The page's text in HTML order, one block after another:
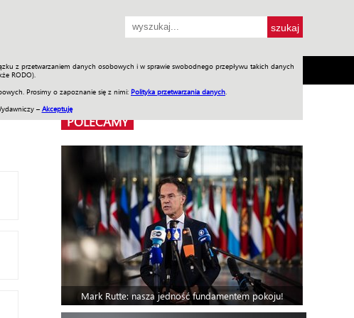
z przetwarzaniem danych osobowych i w sprawie swobodnego przepływu takich danych
RODO).
Prosimy o zapoznanie się z nimi: Polityka przetwarzania danych
– Akceptuję
ENGLISH SKLEP Jednodniówki Praca w WIW
POLECAMY
Mark Rutte: nasza jedność fundamentem pokoju!